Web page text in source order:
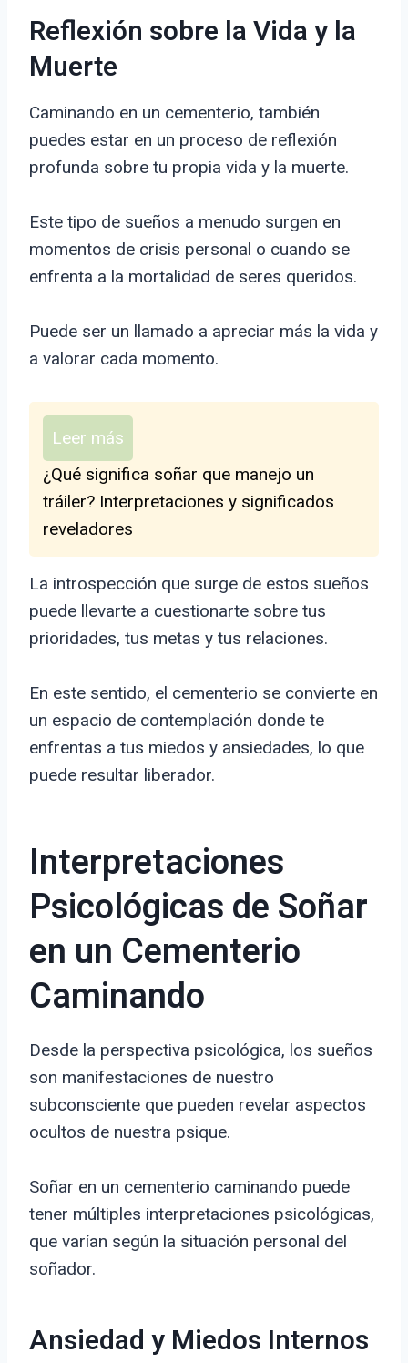
Reflexión sobre la Vida y la
Muerte
Caminando en un cementerio, también
puedes estar en un proceso de reflexión
profunda sobre tu propia vida y la muerte.
Este tipo de sueños a menudo surgen en
momentos de crisis personal o cuando se
enfrenta a la mortalidad de seres queridos.
Puede ser un llamado a apreciar más la vida y
a valorar cada momento.
Leer más
¿Qué significa soñar que manejo un
tráiler? Interpretaciones y significados
reveladores
La introspección que surge de estos sueños
puede llevarte a cuestionarte sobre tus
prioridades, tus metas y tus relaciones.
En este sentido, el cementerio se convierte en
un espacio de contemplación donde te
enfrentas a tus miedos y ansiedades, lo que
puede resultar liberador.
Interpretaciones
Psicológicas de Soñar
en un Cementerio
Caminando
Desde la perspectiva psicológica, los sueños
son manifestaciones de nuestro
subconsciente que pueden revelar aspectos
ocultos de nuestra psique.
Soñar en un cementerio caminando puede
tener múltiples interpretaciones psicológicas,
que varían según la situación personal del
soñador.
Ansiedad y Miedos Internos